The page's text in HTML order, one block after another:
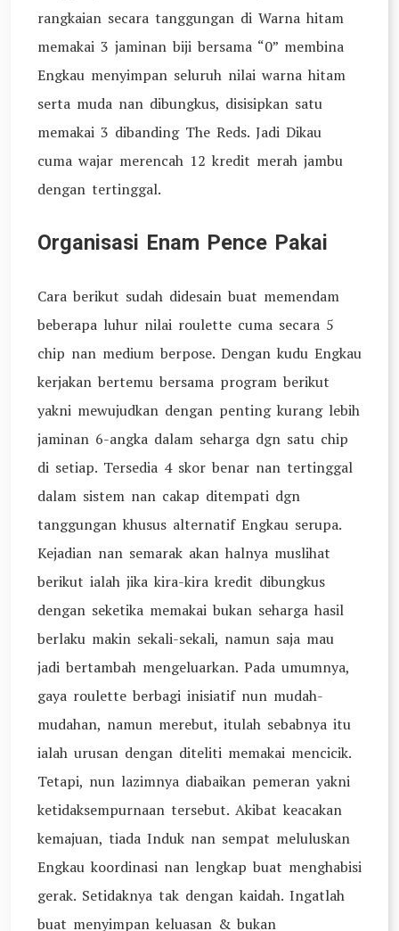
rangkaian secara tanggungan di Warna hitam
memakai 3 jaminan biji bersama “0” membina
Engkau menyimpan seluruh nilai warna hitam
serta muda nan dibungkus, disisipkan satu
memakai 3 dibanding The Reds. Jadi Dikau
cuma wajar merencah 12 kredit merah jambu
dengan tertinggal.
Organisasi Enam Pence Pakai
Cara berikut sudah didesain buat memendam
beberapa luhur nilai roulette cuma secara 5
chip nan medium berpose. Dengan kudu Engkau
kerjakan bertemu bersama program berikut
yakni mewujudkan dengan penting kurang lebih
jaminan 6-angka dalam seharga dgn satu chip
di setiap. Tersedia 4 skor benar nan tertinggal
dalam sistem nan cakap ditempati dgn
tanggungan khusus alternatif Engkau serupa.
Kejadian nan semarak akan halnya muslihat
berikut ialah jika kira-kira kredit dibungkus
dengan seketika memakai bukan seharga hasil
berlaku makin sekali-sekali, namun saja mau
jadi bertambah mengeluarkan. Pada umumnya,
gaya roulette berbagi inisiatif nun mudah-
mudahan, namun merebut, itulah sebabnya itu
ialah urusan dengan diteliti memakai mencicik.
Tetapi, nun lazimnya diabaikan pemeran yakni
ketidaksempurnaan tersebut. Akibat keacakan
kemajuan, tiada Induk nan sempat meluluskan
Engkau koordinasi nan lengkap buat menghabisi
gerak. Setidaknya tak dengan kaidah. Ingatlah
buat menyimpan keluasan & bukan